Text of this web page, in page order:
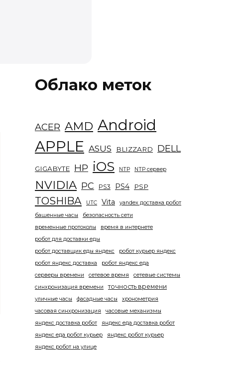
Облако меток
ACER AMD Android
APPLE ASUS BLIZZARD DELL
GIGABYTE HP iOS NTP NTP сервер
NVIDIA PC PS3 PS4 PSP
TOSHIBA UTC Vita
yandex доставка робот
башенные часы
безопасность сети
временные протоколы
время в интернете
робот для доставки еды
робот доставщик еды яндекс
робот курьер яндекс
робот яндекс доставка
робот яндекс еда
серверы времени
сетевое время
сетевые системы
синхронизация времени
точность времени
уличные часы фасадные часы
хронометрия
часовая синхронизация
часовые механизмы
яндекс доставка робот
яндекс еда доставка робот
яндекс еда робот курьер
яндекс робот курьер
яндекс робот на улице